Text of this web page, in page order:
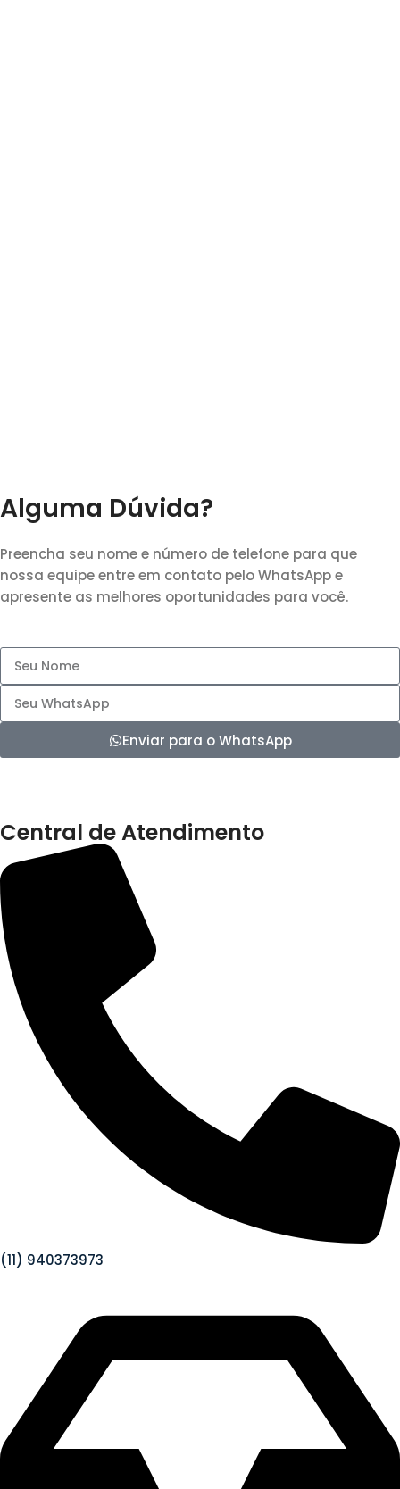
Alguma Dúvida?
Preencha seu nome e número de telefone para que
nossa equipe entre em contato pelo WhatsApp e
apresente as melhores oportunidades para você.
Enviar para o WhatsApp
Central de Atendimento
(11) 940373973